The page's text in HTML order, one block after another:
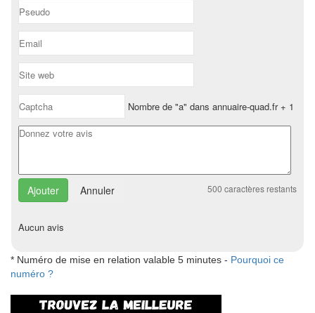
Nombre de "a" dans annuaire-quad.fr + 1
Annuler 500 caractères restants
Aucun avis
* Numéro de mise en relation valable 5 minutes - Pourquoi ce
numéro ?